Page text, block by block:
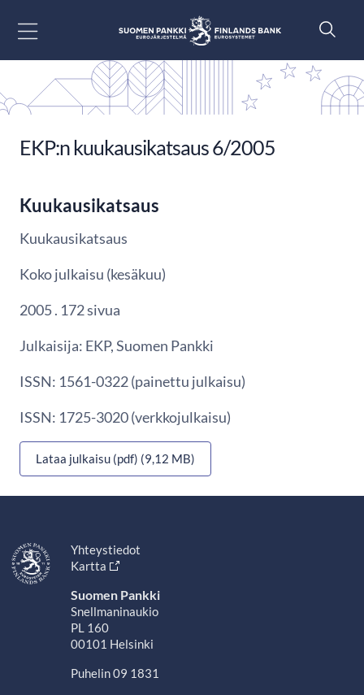
EKP:n kuukausikatsaus 6/2005
Kuukausikatsaus
Kuukausikatsaus
Koko julkaisu (kesäkuu)
2005 . 172 sivua
Julkaisija: EKP, Suomen Pankki
ISSN: 1561-0322 (painettu julkaisu)
ISSN: 1725-3020 (verkkojulkaisu)
Lataa julkaisu (pdf) (9,12 MB)
Yhteystiedot
Kartta
Suomen Pankki
Snellmaninaukio
PL 160
00101 Helsinki
Puhelin 09 1831